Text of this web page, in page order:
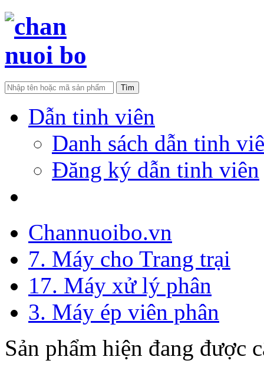
Dẫn tinh viên
Danh sách dẫn tinh
Đăng ký dẫn tinh viên
Channuoibo.vn
7. Máy cho Trang trại
17. Máy xử lý phân
3. Máy ép viên phân
Sản phẩm hiện đang được